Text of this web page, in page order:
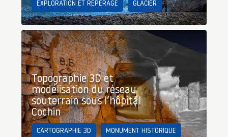
EXPLORATION ET REPÉRAGE GLACIER
Topographie 3D et
modélisation du réseau
souterrain sous l’hôpital
Cochin
CARTOGRAPHIE 3D MONUMENT HISTORIQUE